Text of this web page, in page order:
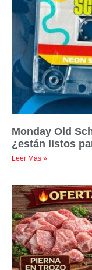
Monday Old
¿están listos
Leer Mas »